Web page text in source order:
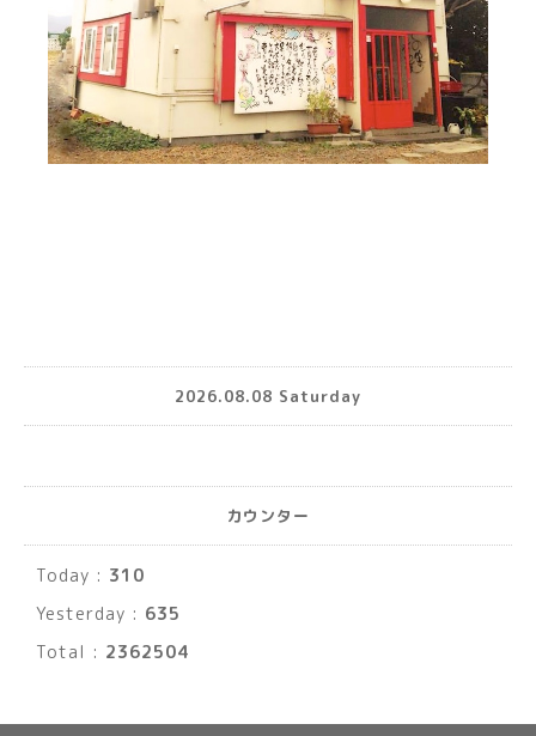
2026.08.08 Saturday
カウンター
Today : 310
Yesterday : 635
Total : 2362504